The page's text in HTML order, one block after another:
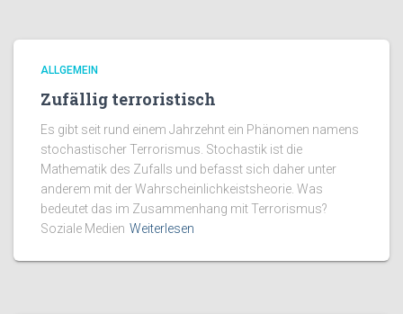
ALLGEMEIN
Zufällig terroristisch
Es gibt seit rund einem Jahrzehnt ein Phänomen namens
stochastischer Terrorismus. Stochastik ist die
Mathematik des Zufalls und befasst sich daher unter
anderem mit der Wahrscheinlichkeistsheorie. Was
bedeutet das im Zusammenhang mit Terrorismus?
Soziale Medien Weiterlesen